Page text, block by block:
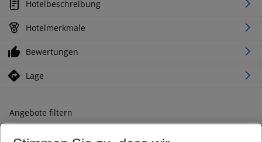
Hotelbeschreibung
Hotelmerkmale
Bewertungen
Lage
Angebote filtern
Ändern Sie Ihre Kriterien nach Ihren Wünschen